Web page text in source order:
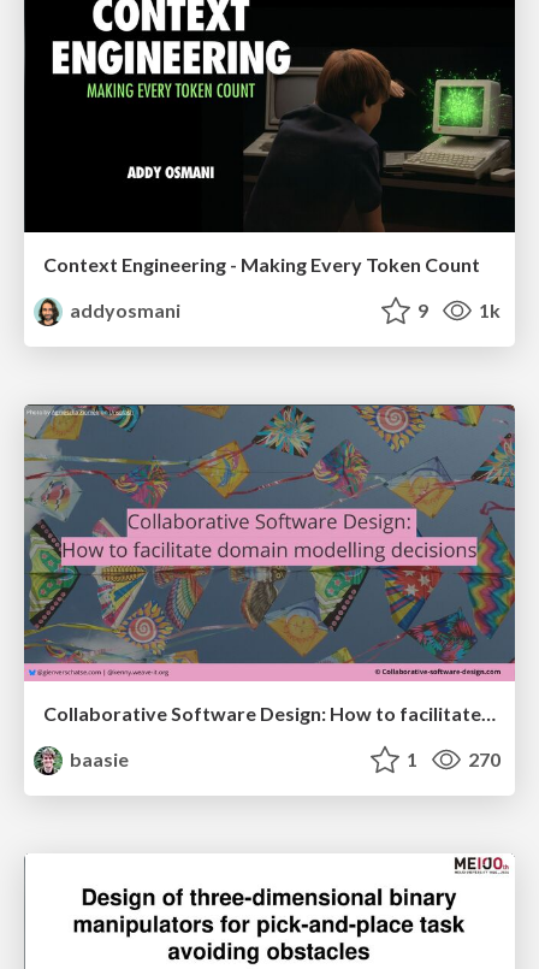
Context Engineering - Making Every Token Count
addyosmani
9 1k
Collaborative Software Design: How to facilitate domain modelling decisions
baasie
1 270